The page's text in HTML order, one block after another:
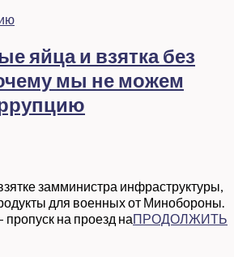
яйца и взятка без
мы не можем
замминистра инфраструктуры,
для военных от Минобороны.
на проезд наПРОДОЛЖИТЬ